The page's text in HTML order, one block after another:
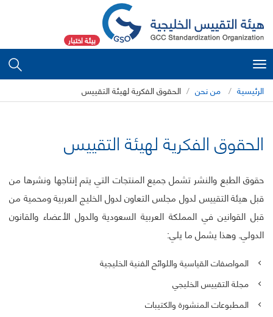
بيئة اختبار
Toggle
navigation
الرئيسية من نحن الحقوق الفكرية لهيئة التقييس
الحقوق الفكرية لهيئة التقييس
حقوق الطبع والنشر تشمل جميع المنتجات التي يتم إنتاجها ونشرها من
قبل هيئة التقييس لدول مجلس التعاون لدول الخليج العربية ومحمية من
قبل القوانين في المملكة العربية السعودية والدول الأعضاء والقانون
الدولي. وهذا يشمل ما يلي:
المواصفات القياسية واللوائح الفنية الخليجية
مجلة التقييس الخليجي
المطبوعات المنشورة والكتيبات